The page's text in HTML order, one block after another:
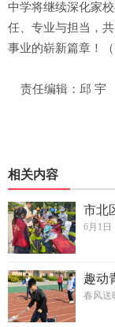
中学将继续深化家
任、专业与担当，
事业的崭新篇章！
责任编辑：邱 宇
相关内容
市北
趣”
6月1日
趣动
届趣
春风送